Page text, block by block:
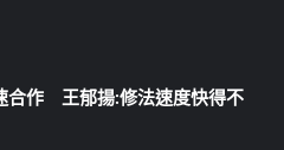
合作 王郁揚:修法速度快得不